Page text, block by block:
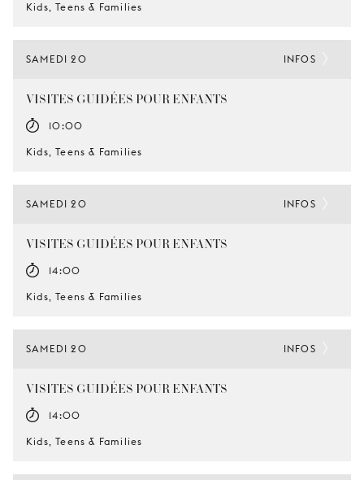
Kids, Teens & Families
SAMEDI 20
VISITES GUIDÉES POUR ENFANTS
10:00
Kids, Teens & Families
INFOS
SAMEDI 20
VISITES GUIDÉES POUR ENFANTS
14:00
Kids, Teens & Families
INFOS
SAMEDI 20
VISITES GUIDÉES POUR ENFANTS
14:00
Kids, Teens & Families
INFOS